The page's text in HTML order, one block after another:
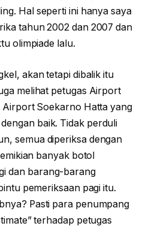
Hal seperti ini hanya saya
tahun 2002 dan 2007 dan
olimpiade lalu.
akan tetapi dibalik itu
melihat petugas Airport
Soekarno Hatta yang
baik. Tidak perduli
semua diperiksa dengan
banyak botol
dan barang-barang
pemeriksaan pagi itu.
Pasti para penumpang
terhadap petugas